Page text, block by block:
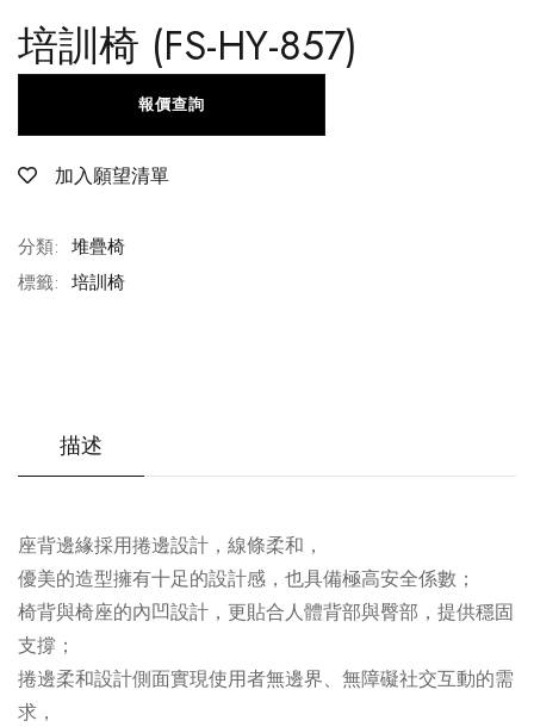
培訓椅 (FS-HY-857)
加入願望清單
報價查詢
分類: 堆疊椅
標籤: 培訓椅
描述
座背邊緣採用捲邊設計，線條柔和，
優美的造型擁有十足的設計感，也具備極高安全係數；
椅背與椅座的內凹設計，更貼合人體背部與臀部​​，提供穩固
支撐；
捲邊柔和設計側面實現使用者無邊界、無障礙社交互動的需
求，